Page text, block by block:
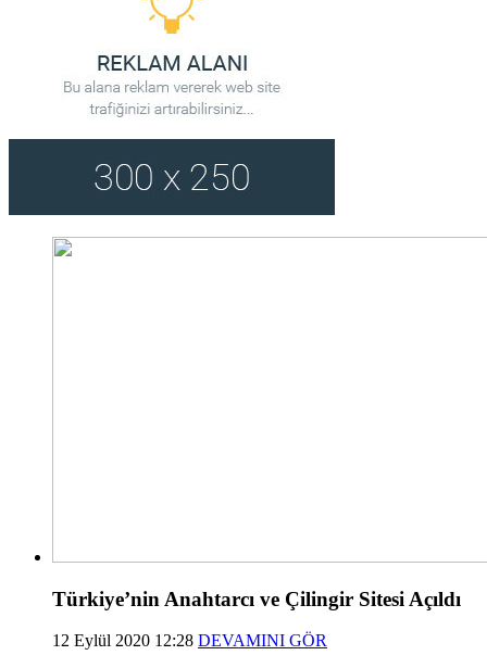
Türkiye’nin Anahtarcı ve Çilingir Sitesi Açıldı
12 Eylül 2020 12:28 DEVAMINI GÖR